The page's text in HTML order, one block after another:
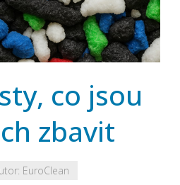
co jsou
zbavit
EuroClean